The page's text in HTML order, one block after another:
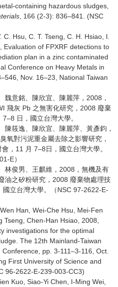
containing hazardous sludges,
, 166 (2-3): 836–841. (NSC
C. Hsu, C. T. Tseng, C. H. Hsiao, I.
Evaluation of FPXRF detections to
plan in a zinc contaminated
Conference on Heavy Metals in
Nov. 16–23, National Taiwan
魏意銘、陳欣宜、陳麗萍，2008，
飛灰 Pb 之無害化研究，2008 廢棄
日，國立台灣大學。
陳筱逸、陳欣宜、陳麗萍、黃彥鈞，
氧對污泥重金屬去除之影響研究，
，11 月 7–8日，國立台灣大學。
E）
林俊男、王麒維，2008，無機及有
油之矽粉研究，2008 廢棄物處理技
立台灣大學。
（NSC 97-2622-E-
Wen Han, Wei-Che Hsu, Mei-Fen
Tseng, Chen-Han Hsiao, 2008,
investigations for the optimal
The 12th Mainland-Taiwan
pp. 3-111–3-116, Oct.
First University of Science and
96-2622-E-239-003-CC3)
Kuo, Siao-Yi Chen, I-Ming Wei,